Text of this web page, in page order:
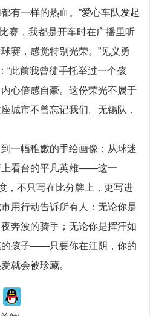
有一样的热血。”爱心车队发起
比赛，我都是开车时在广播里听
赛，感觉特别光荣。”见义勇
“此前我曾徒手托举过一个孩
心倍感自豪。这份荣光不属于
城市不曾忘记我们。无锡队，
一幅稚嫩的手绘画像；从球迷
上看台的平凡英雄——这一
，不只写在比分牌上，更写进
用行动告诉所有人：无论你是
奔波的骑手；无论你是挥汗如
的孩子——只要你在江阴，你的
就会被珍藏。